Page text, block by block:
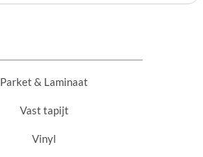
Parket & Laminaat
Vast tapijt
Vinyl